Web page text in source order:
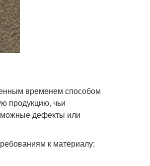
временем способом
продукцию, чьи
дефекты или
к материалу: